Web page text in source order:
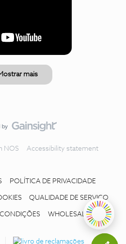
mais
NOS Accessibility statement
POLÍTICA DE PRIVACIDADE
QUALIDADE DE SERVIÇO
WHOLESALE